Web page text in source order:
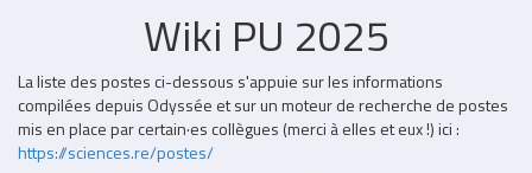
Wiki PU 2025
Partie
non
éditable
La liste des postes ci-dessous s'appuie sur les informations
compilées depuis Odyssée et sur un moteur de recherche de postes
mis en place par certain·es collègues (merci à elles et eux !) ici :
https://sciences.re/postes/